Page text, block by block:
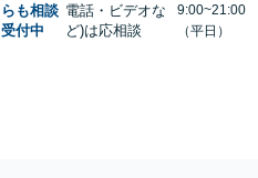
らも相談
受付中
電話・ビデオな
ど)は応相談
9:00~21:00
（平日）